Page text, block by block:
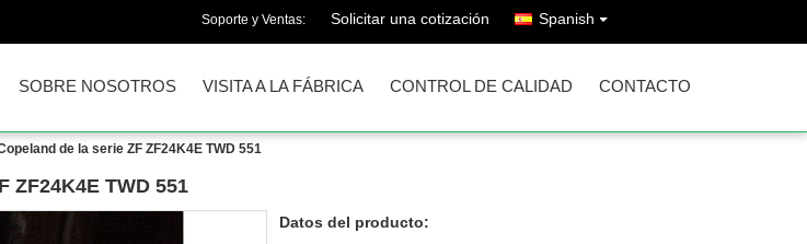
Soporte y Ventas: Solicitar una cotización Spanish
SOBRE NOSOTROS VISITA A LA FÁBRICA CONTROL DE CALIDAD CONTACTO
de la serie ZF ZF24K4E TWD 551
ZF24K4E TWD 551
Datos del producto: